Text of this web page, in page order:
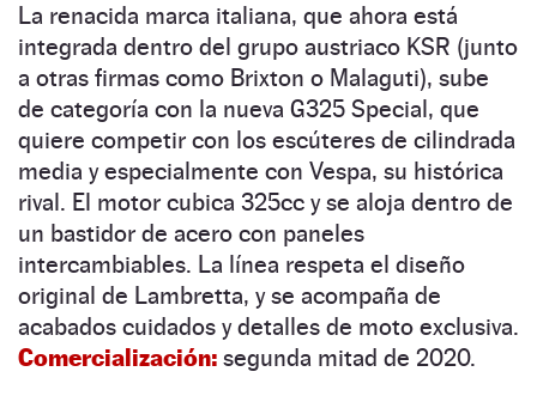
La renacida marca italiana, que ahora está
integrada dentro del grupo austriaco KSR (junto
a otras firmas como Brixton o Malaguti), sube
de categoría con la nueva G325 Special, que
quiere competir con los escúteres de cilindrada
media y especialmente con Vespa, su histórica
rival. El motor cubica 325cc y se aloja dentro de
un bastidor de acero con paneles
intercambiables. La línea respeta el diseño
original de Lambretta, y se acompaña de
acabados cuidados y detalles de moto exclusiva.
Comercialización: segunda mitad de 2020.